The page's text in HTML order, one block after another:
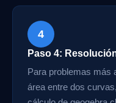
4
Paso 4:
Para problemas más
área entre dos